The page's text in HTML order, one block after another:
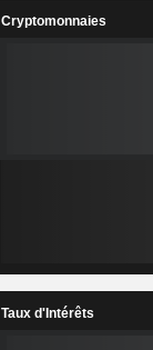
Cryptomonnaies
Taux d'Intérêts